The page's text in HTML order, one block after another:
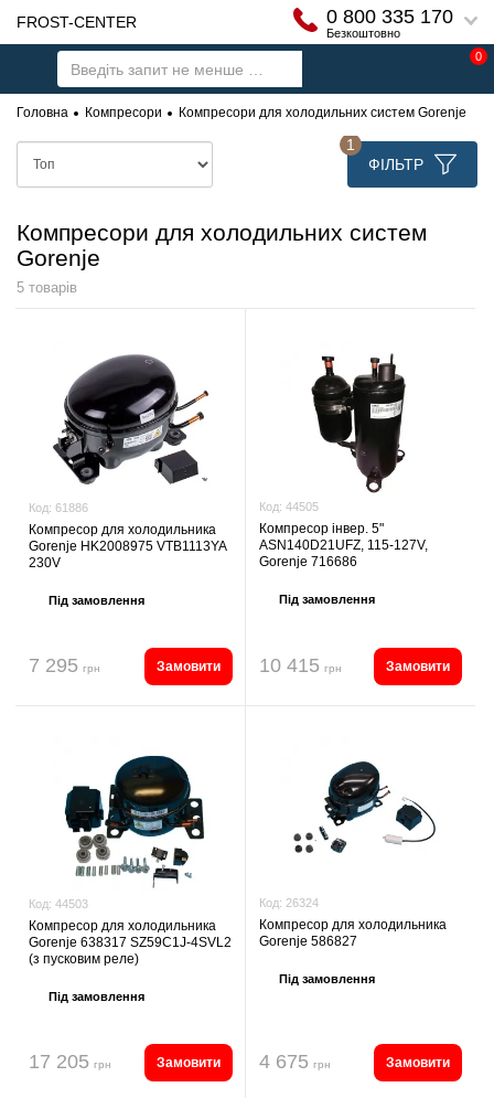
FROST-CENTER 0 800 335 170
Безкоштовно
0
Головна Компресори Компресори для холодильних систем Gorenje
ФІЛЬТР
1
Компресори для холодильних систем
Gorenje
5 товарів
Код: 61886
Компресор для холодильника
Gorenje HK2008975 VTB1113YA
230V
Під замовлення
7 295 грн Замовити
Код: 44505
Компресор інвер. 5"
ASN140D21UFZ, 115-127V,
Gorenje 716686
Під замовлення
10 415 грн Замовити
Код: 44503
Компресор для холодильника
Gorenje 638317 SZ59C1J-4SVL2
(з пусковим реле)
Під замовлення
17 205 грн Замовити
Код: 26324
Компресор для холодильника
Gorenje 586827
Під замовлення
4 675 грн Замовити